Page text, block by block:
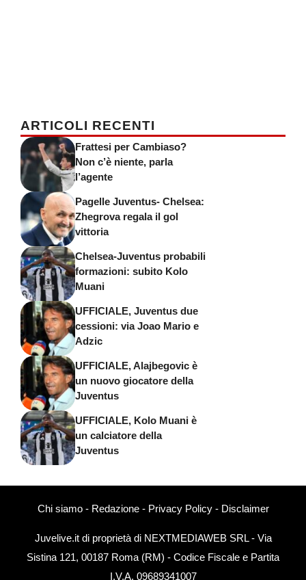
ARTICOLI RECENTI
Frattesi per Cambiaso?
Non c’è niente, parla
l’agente
Pagelle Juventus- Chelsea:
Zhegrova regala il gol
vittoria
Chelsea-Juventus probabili
formazioni: subito Kolo
Muani
UFFICIALE, Juventus due
cessioni: via Joao Mario e
Adzic
UFFICIALE, Alajbegovic è
un nuovo giocatore della
Juventus
UFFICIALE, Kolo Muani è
un calciatore della
Juventus
Chi siamo- Redazione- Privacy Policy- Disclaimer
Juvelive.it di proprietà di NEXTMEDIAWEB SRL - Via
Sistina 121, 00187 Roma (RM) - Codice Fiscale e Partita
I.V.A. 09689341007